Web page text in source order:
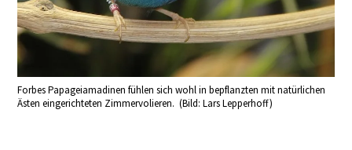
Forbes Papageiamadinen fühlen sich wohl in bepflanzten mit natürlichen
Ästen eingerichteten Zimmervolieren. (Bild: Lars Lepperhoff)